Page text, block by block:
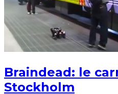
Braindead: le
Stockholm